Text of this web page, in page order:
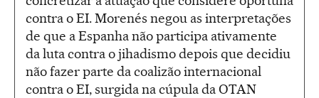
contra o EI. Morenés negou as interpretações
de que a Espanha não participa ativamente
da luta contra o jihadismo depois que decidiu
não fazer parte da coalizão internacional
contra o EI, surgida na cúpula da OTAN